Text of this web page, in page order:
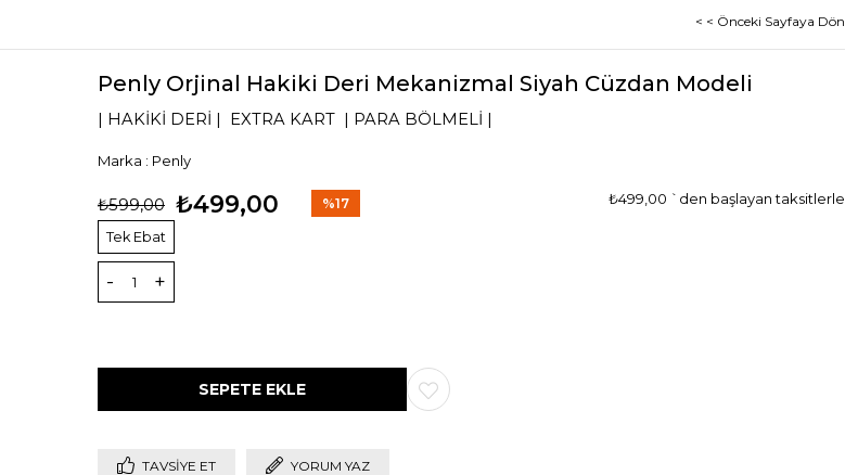
< < Önceki Sayfaya Dön
Penly Orjinal Hakiki Deri Mekanizmal Siyah Cüzdan Modeli
| HAKİKİ DERİ | EXTRA KART | PARA BÖLMELİ |
Marka : Penly
₺599,00 ₺499,00 %17
₺499,00 `den başlayan taksitlerle
Tek Ebat
- 1 +
TAVSIYE ET YORUM YAZ